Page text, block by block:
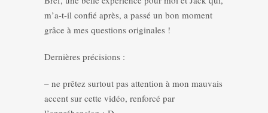
m’a-t-il confié après, a passé un bon moment
grâce à mes questions originales !
Dernières précisions :
– ne prêtez surtout pas attention à mon mauvais
accent sur cette vidéo, renforcé par